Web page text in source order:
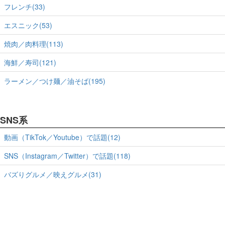
フレンチ(33)
エスニック(53)
焼肉／肉料理(113)
海鮮／寿司(121)
ラーメン／つけ麺／油そば(195)
SNS系
動画（TikTok／Youtube）で話題(12)
SNS（Instagram／Twitter）で話題(118)
バズりグルメ／映えグルメ(31)